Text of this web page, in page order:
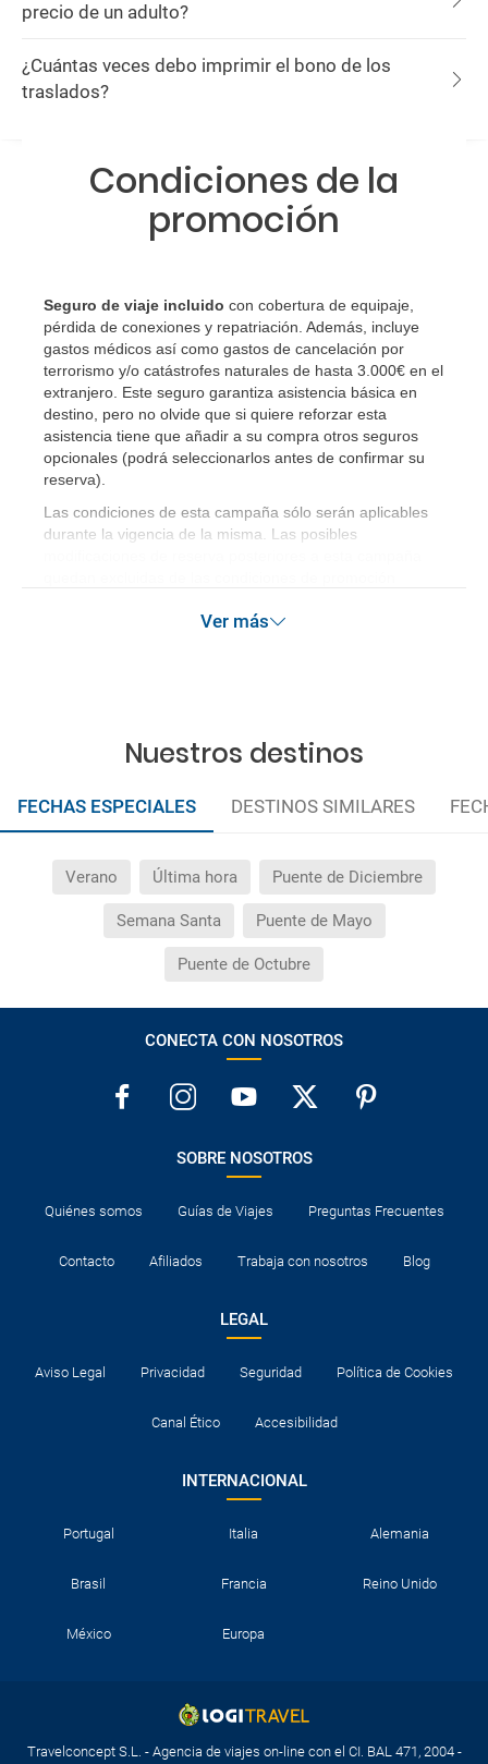
precio de un adulto?
¿Cuántas veces debo imprimir el bono de los
traslados?
Condiciones de la
promoción
Seguro de viaje incluido con cobertura de equipaje,
pérdida de conexiones y repatriación. Además, incluye
gastos médicos así como gastos de cancelación por
terrorismo y/o catástrofes naturales de hasta 3.000€ en el
extranjero. Este seguro garantiza asistencia básica en
destino, pero no olvide que si quiere reforzar esta
asistencia tiene que añadir a su compra otros seguros
opcionales (podrá seleccionarlos antes de confirmar su
reserva)
Las condiciones de esta campaña sólo serán aplicables
durante la vigencia de la misma. Las posibles
Ver más
Nuestros destinos
FECHAS ESPECIALES DESTINOS SIMILARES
Verano Última hora Puente de Diciembre
Semana Santa Puente de Mayo
Puente de Octubre
CONECTA CON NOSOTROS
SOBRE NOSOTROS
Quiénes somos Guías de Viajes Preguntas Frecuentes
Contacto Afiliados Trabaja con nosotros Blog
LEGAL
Aviso Legal Privacidad Seguridad Política de Cookies
Canal Ético Accesibilidad
INTERNACIONAL
Portugal Italia Alemania
Brasil Francia Reino Unido
México Europa
Travelconcept S.L. - Agencia de viajes on-line con el CI. BAL 471, 2004 -